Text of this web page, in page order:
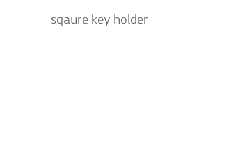
sqaure key holder